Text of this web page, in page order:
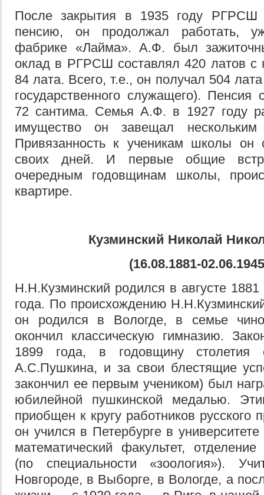
После закрытия в 1935 году
пенсию, он продолжал работать,
фабрике «Лайма». А.Ф. был
оклад в РГРСШ составлял 420 латов с
84 лата. Всего, т.е., он получал 504
государственного служащего). Пенсия
72 сантима. Семья А.Ф. в 1927 году
имущество он завещал
Привязанность к ученикам школы он
своих дней. И первые общие
очередным годовщинам школы,
квартире.
Кузминский Николай
(16.08.1881-
Н.Н.Кузминский родился в августе
года. По происхождению
он родился в Вологде, в семье
окончил классическую гимназию.
1899 года, в годовщину
А.С.Пушкина, и за свои блестящие
закончил ее первым учеником) был
юбилейной пушкинской медалью.
приобщен к кругу работников русского
он учился в Петербурге в
математический факультет,
(по специальности «зоология»).
Новгороде, в Выборге, в Вологде, а